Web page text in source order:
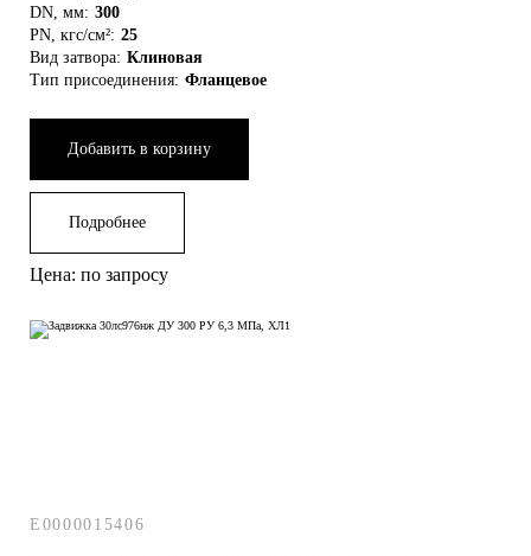
DN, мм: 300
PN, кгс/см²: 25
Вид затвора: Клиновая
Тип присоединения: Фланцевое
Добавить в корзину
Подробнее
Цена: по запросу
E0000015406